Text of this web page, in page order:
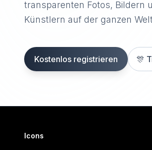
transparenten Fotos, Bildern
Künstlern auf der ganzen
Kostenlos registrieren 🎊
Icons